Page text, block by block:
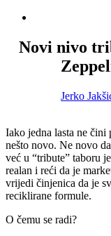
Novi nivo
Jerko
Iako jedna lasta ne
nešto novo. Ne novo
već u “tribute” taboru
realan i reći da je
vrijedi činjenica da je
reciklirane formule.
O čemu se radi?